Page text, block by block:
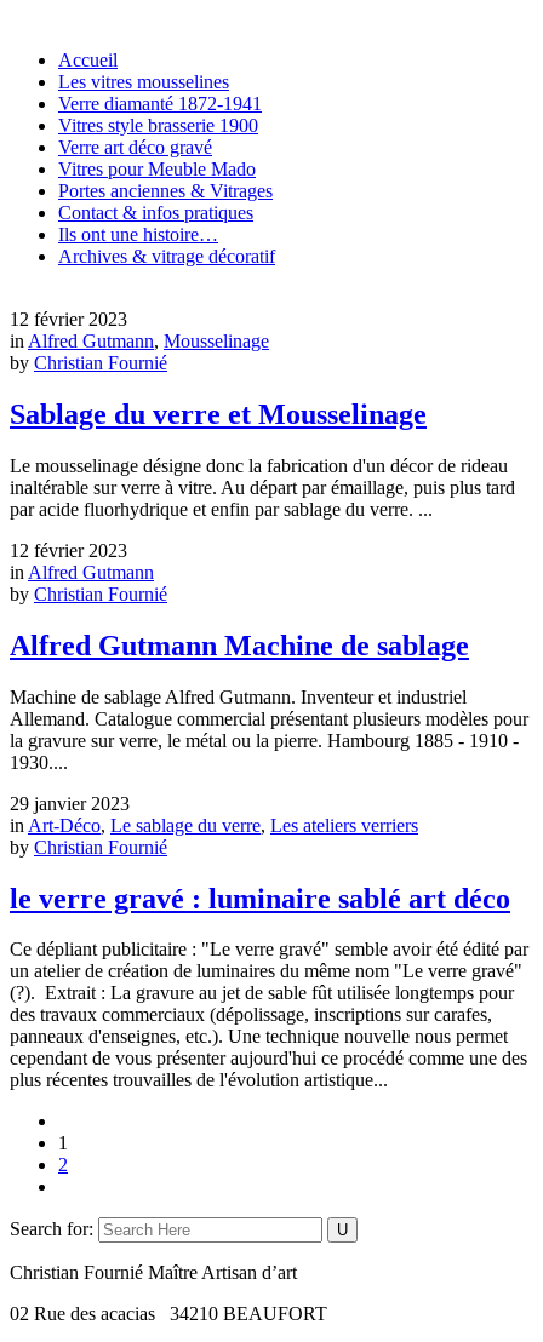
Accueil
Les vitres mousselines
Verre diamanté 1872-1941
Vitres style brasserie 1900
Verre art déco gravé
Vitres pour Meuble Mado
Portes anciennes & Vitrages
Contact & infos pratiques
Ils ont une histoire…
Archives & vitrage décoratif
12 février 2023
in Alfred Gutmann, Mousselinage
by Christian Fournié
Sablage du verre et Mousselinage
Le mousselinage désigne donc la fabrication d'un décor de rideau
inaltérable sur verre à vitre. Au départ par émaillage, puis plus tard
par acide fluorhydrique et enfin par sablage du verre. ...
12 février 2023
in Alfred Gutmann
by Christian Fournié
Alfred Gutmann Machine de sablage
Machine de sablage Alfred Gutmann. Inventeur et industriel
Allemand. Catalogue commercial présentant plusieurs modèles pour
la gravure sur verre, le métal ou la pierre. Hambourg 1885 - 1910 -
1930....
29 janvier 2023
in Art-Déco, Le sablage du verre, Les ateliers verriers
by Christian Fournié
le verre gravé : luminaire sablé art déco
Ce dépliant publicitaire : "Le verre gravé" semble avoir été édité par
un atelier de création de luminaires du même nom "Le verre gravé"
(?). Extrait : La gravure au jet de sable fût utilisée longtemps pour
des travaux commerciaux (dépolissage, inscriptions sur carafes,
panneaux d'enseignes, etc.). Une technique nouvelle nous permet
cependant de vous présenter aujourd'hui ce procédé comme une des
plus récentes trouvailles de l'évolution artistique...
1
2
Search for:
Christian Fournié Maître Artisan d’art
02 Rue des acacias 34210 BEAUFORT